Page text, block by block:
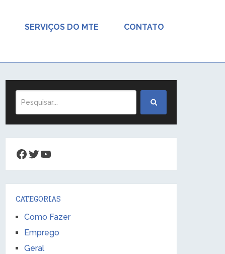
SERVIÇOS DO MTE CONTATO
Facebook
Twitter
Youtube
CATEGORIAS
Como Fazer
Emprego
Geral